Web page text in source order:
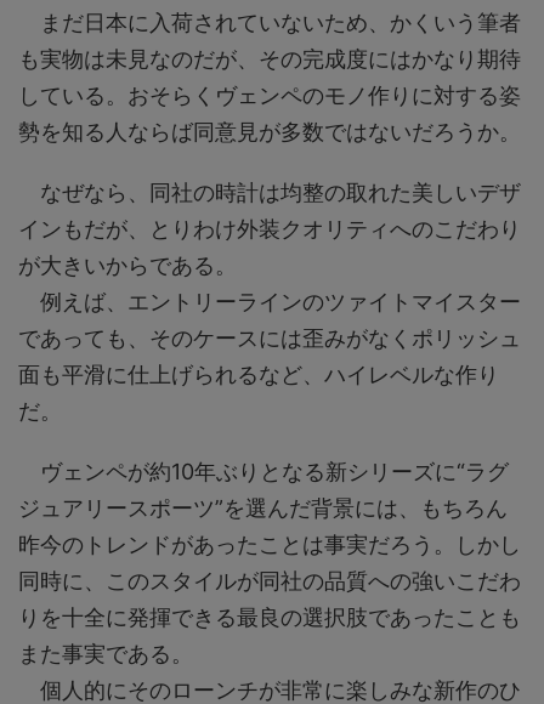
まだ日本に入荷されていないため、かくいう筆者
も実物は未見なのだが、その完成度にはかなり期待
している。おそらくヴェンペのモノ作りに対する姿
勢を知る人ならば同意見が多数ではないだろうか。
なぜなら、同社の時計は均整の取れた美しいデザ
インもだが、とりわけ外装クオリティへのこだわり
が大きいからである。
例えば、エントリーラインのツァイトマイスター
であっても、そのケースには歪みがなくポリッシュ
面も平滑に仕上げられるなど、ハイレベルな作り
だ。
ヴェンペが約10年ぶりとなる新シリーズに“ラグ
ジュアリースポーツ”を選んだ背景には、もちろん
昨今のトレンドがあったことは事実だろう。しかし
同時に、このスタイルが同社の品質への強いこだわ
りを十全に発揮できる最良の選択肢であったことも
また事実である。
個人的にそのローンチが非常に楽しみな新作のひ